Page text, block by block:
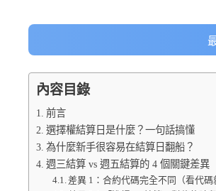
內容目錄
前言
選擇權結算日是什麼？一句話搞懂
為什麼新手很容易在結算日翻船？
週三結算 vs 週五結算的 4 個關鍵差異
差異 1：合約代碼完全不同（看代碼